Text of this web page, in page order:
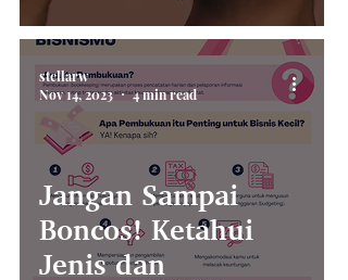
Jangan Sampai
Boncos! Ketahui
Jenis dan
stellarw
Nov 14, 2023
4 min read